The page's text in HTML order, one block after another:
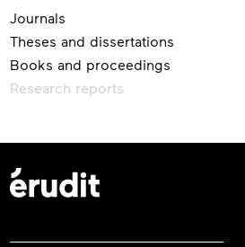
Journals
Theses and dissertations
Books and proceedings
Research reports